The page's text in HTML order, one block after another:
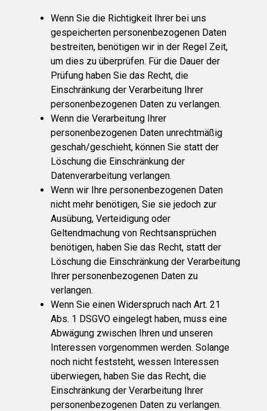
Wenn Sie die Richtigkeit Ihrer bei uns
gespeicherten personenbezogenen Daten
bestreiten, benötigen wir in der Regel Zeit,
um dies zu überprüfen. Für die Dauer der
Prüfung haben Sie das Recht, die
Einschränkung der Verarbeitung Ihrer
personenbezogenen Daten zu verlangen.
Wenn die Verarbeitung Ihrer
personenbezogenen Daten unrechtmäßig
geschah/geschieht, können Sie statt der
Löschung die Einschränkung der
Datenverarbeitung verlangen.
Wenn wir Ihre personenbezogenen Daten
nicht mehr benötigen, Sie sie jedoch zur
Ausübung, Verteidigung oder
Geltendmachung von Rechtsansprüchen
benötigen, haben Sie das Recht, statt der
Löschung die Einschränkung der Verarbeitung
Ihrer personenbezogenen Daten zu
verlangen.
Wenn Sie einen Widerspruch nach Art. 21
Abs. 1 DSGVO eingelegt haben, muss eine
Abwägung zwischen Ihren und unseren
Interessen vorgenommen werden. Solange
noch nicht feststeht, wessen Interessen
überwiegen, haben Sie das Recht, die
Einschränkung der Verarbeitung Ihrer
personenbezogenen Daten zu verlangen.